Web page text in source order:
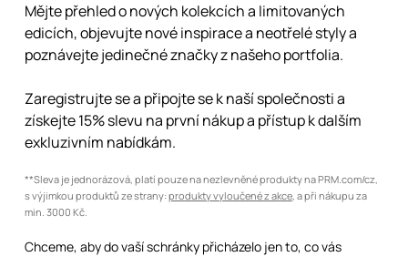
Mějte přehled o nových kolekcích a limitovaných
edicích, objevujte nové inspirace a neotřelé styly a
poznávejte jedinečné značky z našeho portfolia.
Zaregistrujte se a připojte se k naší společnosti a
získejte 15% slevu na první nákup a přístup k dalším
exkluzivním nabídkám.
**Sleva je jednorázová, platí pouze na nezlevněné produkty na PRM.com/cz,
s výjimkou produktů ze strany: produkty vyloučené z akce, a při nákupu za
min. 3000 Kč.
Chceme, aby do vaší schránky přicházelo jen to, co vás